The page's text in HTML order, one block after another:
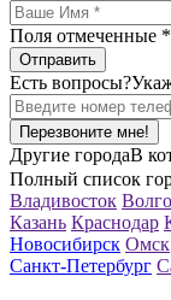
Поля отмеченные *
Есть вопросы?
Перезвоните мне!
Другие городаВ
Полный список
Владивосток
Казань Краснодар
Новосибирск Омск
Санкт-Петербург